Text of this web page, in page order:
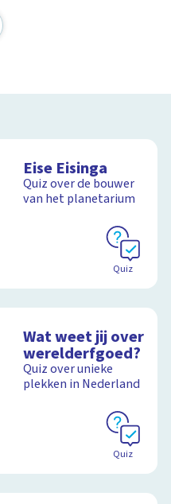
Eise Eisinga
Quiz over de bouwer
van het planetarium
Quiz
Wat weet jij over
werelderfgoed?
Quiz over unieke
plekken in Nederland
Quiz